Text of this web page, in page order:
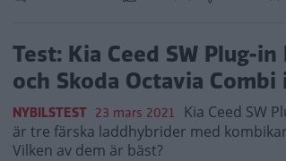
Test: Kia Ceed SW Plug-
och Skoda Octavia Combi
NYBILSTEST 23 mars 2021 Kia Ceed SW
är tre färska laddhybrider med
Vilken av dem är bäst?